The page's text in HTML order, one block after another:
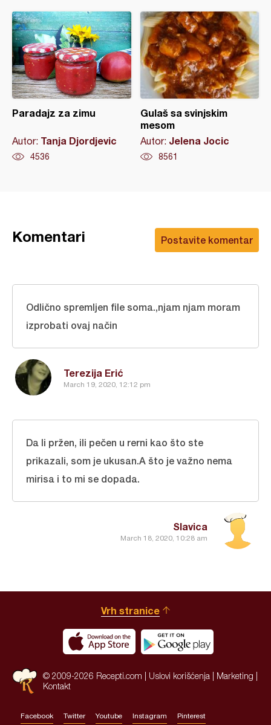
Paradajz za zimu
Autor: Tanja Djordjevic
4536
Gulaš sa svinjskim
mesom
Autor: Jelena Jocic
8561
Postavite komentar
Komentari
Terezija Erić
March 19, 2020, 12:12 pm
Odlično spremljen file soma.,njam njam moram
izprobati ovaj način
Slavica
March 18, 2020, 10:28 am
Da li pržen, ili pečen u rerni kao što ste
prikazali, som je ukusan.A što je važno nema
mirisa i to mi se dopada.
Vrh stranice
© 2009-2026 Recepti.com | Uslovi korišćenja Marketing
Kontakt
Facebook Twitter Youtube Instagram Pinterest